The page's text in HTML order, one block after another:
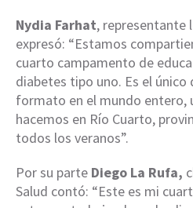
Nydia Farhat, representante
expresó: “Estamos
cuarto campamento de
diabetes tipo uno. Es el único
formato en el mundo entero,
hacemos en Río Cuarto,
todos los veranos”.
Por su parte Diego La Rufa,
Salud contó: “Este es mi